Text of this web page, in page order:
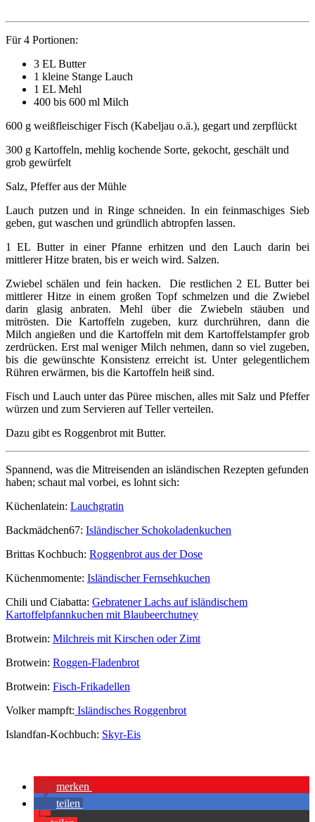
Für 4 Portionen:
3 EL Butter
1 kleine Stange Lauch
1 EL Mehl
400 bis 600 ml Milch
600 g weißfleischiger Fisch (Kabeljau o.ä.), gegart und zerpflückt
300 g Kartoffeln, mehlig kochende Sorte, gekocht, geschält und
grob gewürfelt
Salz, Pfeffer aus der Mühle
Lauch putzen und in Ringe schneiden. In ein feinmaschiges Sieb
geben, gut waschen und gründlich abtropfen lassen.
1 EL Butter in einer Pfanne erhitzen und den Lauch darin bei
mittlerer Hitze braten, bis er weich wird. Salzen.
Zwiebel schälen und fein hacken. Die restlichen 2 EL Butter bei
mittlerer Hitze in einem großen Topf schmelzen und die Zwiebel
darin glasig anbraten. Mehl über die Zwiebeln stäuben und
mitrösten. Die Kartoffeln zugeben, kurz durchrühren, dann die
Milch angießen und die Kartoffeln mit dem Kartoffelstampfer grob
zerdrücken. Erst mal weniger Milch nehmen, dann so viel zugeben,
bis die gewünschte Konsistenz erreicht ist. Unter gelegentlichem
Rühren erwärmen, bis die Kartoffeln heiß sind.
Fisch und Lauch unter das Püree mischen, alles mit Salz und Pfeffer
würzen und zum Servieren auf Teller verteilen.
Dazu gibt es Roggenbrot mit Butter.
Spannend, was die Mitreisenden an isländischen Rezepten gefunden
haben; schaut mal vorbei, es lohnt sich:
Küchenlatein: Lauchgratin
Backmädchen67: Isländischer Schokoladenkuchen
Brittas Kochbuch: Roggenbrot aus der Dose
Küchenmomente: Isländischer Fernsehkuchen
Chili und Ciabatta: Gebratener Lachs auf isländischem
Kartoffelpfannkuchen mit Blaubeerchutney
Brotwein: Milchreis mit Kirschen oder Zimt
Brotwein: Roggen-Fladenbrot
Brotwein: Fisch-Frikadellen
Volker mampft: Isländisches Roggenbrot
Islandfan-Kochbuch: Skyr-Eis
merken
teilen